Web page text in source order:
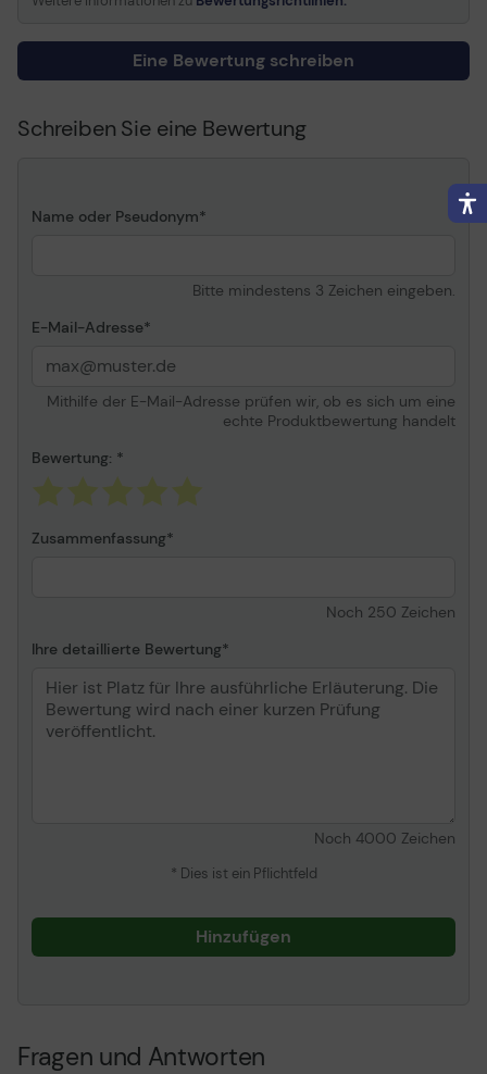
Eine Bewertung schreiben
Schreiben Sie eine Bewertung
Name oder Pseudonym
Bitte mindestens 3 Zeichen eingeben.
E-Mail-Adresse
Mithilfe der E-Mail-Adresse prüfen wir, ob es sich um eine
echte Produktbewertung handelt
Bewertung:
Zusammenfassung
Noch 250 Zeichen
Ihre detaillierte Bewertung
Noch 4000 Zeichen
* Dies ist ein Pflichtfeld
Hinzufügen
Fragen und Antworten